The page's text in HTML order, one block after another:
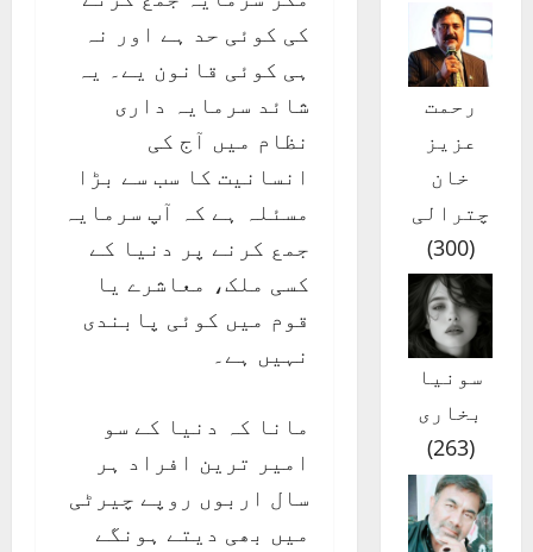
کی کوئی حد ہے اور نہ
ہی کوئی قانون یے۔ یہ
شائد سرمایہ داری
نظام میں آج کی
انسانیت کا سب سے بڑا
مسئلہ ہے کہ آپ سرمایہ
جمع کرنے پر دنیا کے
کسی ملک، معاشرے یا
قوم میں کوئی پابندی
نہیں ہے۔
مانا کہ دنیا کے سو
امیر ترین افراد ہر
سال اربوں روپے چیرٹی
میں بھی دیتے ہونگے
رحمت
عزیز
خان
چترالی
(
300
)
سونیا
بخاری
(
263
)